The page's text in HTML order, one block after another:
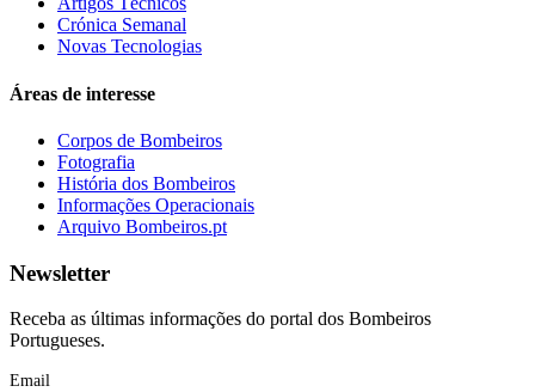
Crónica Semanal
Novas Tecnologias
Áreas de interesse
Corpos de Bombeiros
Fotografia
História dos Bombeiros
Informações Operacionais
Arquivo Bombeiros.pt
Newsletter
Receba as últimas informações do portal dos Bombeiros
Portugueses.
Email